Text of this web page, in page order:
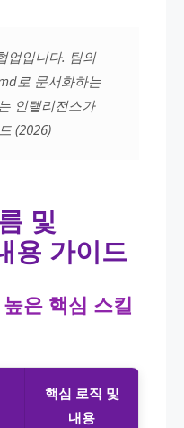
업입니다. 팀의
로 문서화하는
인텔리전스가
(2026)
및
용 가이드
은 핵심 스킬
핵심 로직 및
내용